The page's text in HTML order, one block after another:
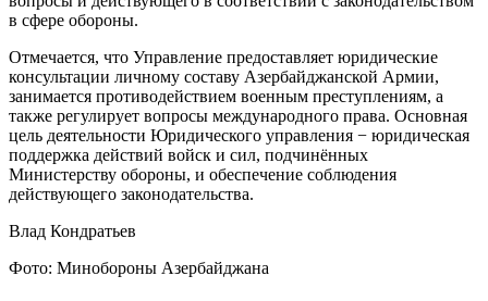
в сфере обороны.
Отмечается, что Управление предоставляет юридические
консультации личному составу Азербайджанской Армии,
занимается противодействием военным преступлениям, а
также регулирует вопросы международного права. Основная
цель деятельности Юридического управления − юридическая
поддержка действий войск и сил, подчинённых
Министерству обороны, и обеспечение соблюдения
действующего законодательства.
Влад Кондратьев
Фото: Минобороны Азербайджана